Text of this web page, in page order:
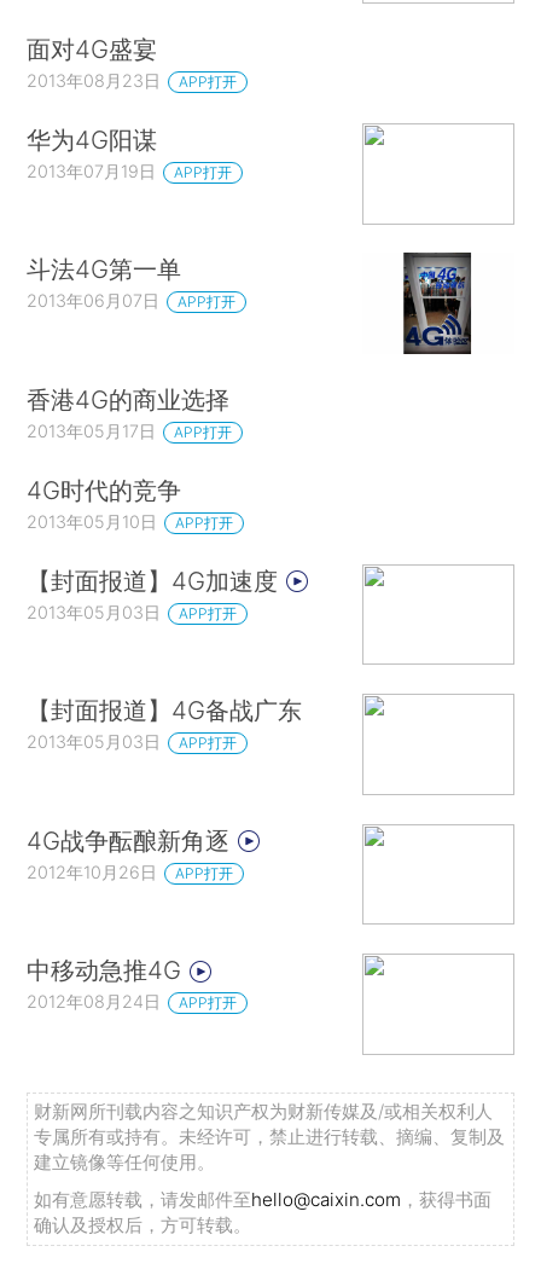
面对4G盛宴
2013年08月23日 APP打开
华为4G阳谋
2013年07月19日 APP打开
斗法4G第一单
2013年06月07日 APP打开
香港4G的商业选择
2013年05月17日 APP打开
4G时代的竞争
2013年05月10日 APP打开
【封面报道】4G加速度
2013年05月03日 APP打开
【封面报道】4G备战广东
2013年05月03日 APP打开
4G战争酝酿新角逐
2012年10月26日 APP打开
中移动急推4G
2012年08月24日 APP打开
财新网所刊载内容之知识产权为财新传媒及/或相关权利人
专属所有或持有。未经许可，禁止进行转载、摘编、复制及
建立镜像等任何使用。
如有意愿转载，请发邮件至hello@caixin.com ，获得书面
确认及授权后，方可转载。